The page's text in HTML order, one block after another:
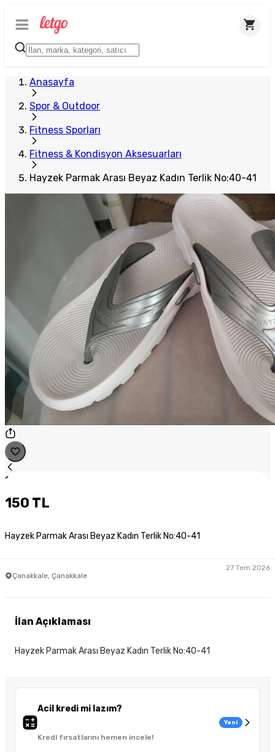
Anasayfa
Spor & Outdoor
Fitness Sporları
Fitness & Kondisyon Aksesuarları
Hayzek Parmak Arası Beyaz Kadın Terlik No:40-41
1
150 TL
Hayzek Parmak Arası Beyaz Kadın Terlik No:40-41
Çanakkale, Çanakkale
27 Tem 2026
Acil kredi mi lazım?
Kredi fırsatlarını hemen incele!
Yeni
İlan Açıklaması
Hayzek Parmak Arası Beyaz Kadın Terlik No:40-41